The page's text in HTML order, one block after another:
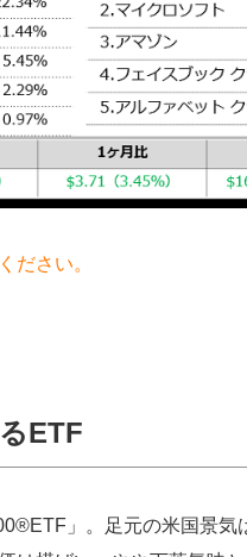
ださい。
ETF
」。足元の米国景気